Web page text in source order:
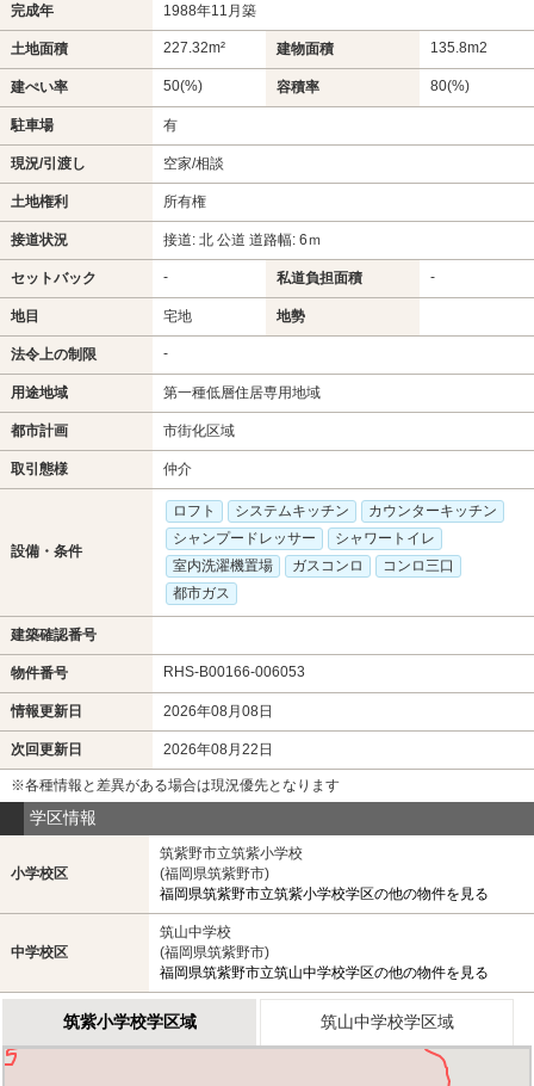
完成年 1988年11月築
土地面積 227.32m² 建物面積 135.8m2
建ぺい率 50(%) 容積率 80(%)
駐車場 有
現況/引渡し 空家/相談
土地権利 所有権
接道状況 接道: 北 公道 道路幅: 6ｍ
セットバック - 私道負担面積 -
地目 宅地 地勢
法令上の制限 -
用途地域 第一種低層住居専用地域
都市計画 市街化区域
取引態様 仲介
設備・条件
ロフト システムキッチン
カウンターキッチン
シャンプードレッサー
シャワートイレ
室内洗濯機置場
ガスコンロ
コンロ三口
都市ガス
建築確認番号
物件番号 RHS-B00166-006053
情報更新日 2026年08月08日
次回更新日 2026年08月22日
※各種情報と差異がある場合は現況優先となります
学区情報
小学校区
筑紫野市立筑紫小学校
(福岡県筑紫野市)
福岡県筑紫野市立筑紫小学校学区の他の物件を見る
中学校区
筑山中学校
(福岡県筑紫野市)
福岡県筑紫野市立筑山中学校学区の他の物件を見る
筑紫小学校学区域 筑山中学校学区域